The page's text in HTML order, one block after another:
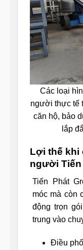
Các loại
người thực tế
căn hộ, bảo
lắp
Lợi thế khi
người Tiến
Tiến Phát
móc mà còn
động trọn
trung vào
Điều